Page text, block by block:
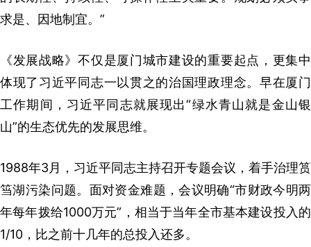
求是、因地制宜。”
《发展战略》不仅是厦门城市建设的重要起点，更集中
体现了习近平同志一以贯之的治国理政理念。早在厦门
工作期间，习近平同志就展现出“绿水青山就是金山银
山”的生态优先的发展思维。
1988年3月，习近平同志主持召开专题会议，着手治理筼
筜湖污染问题。面对资金难题，会议明确“市财政今明两
年每年拨给1000万元”，相当于当年全市基本建设投入的
1/10，比之前十几年的总投入还多。